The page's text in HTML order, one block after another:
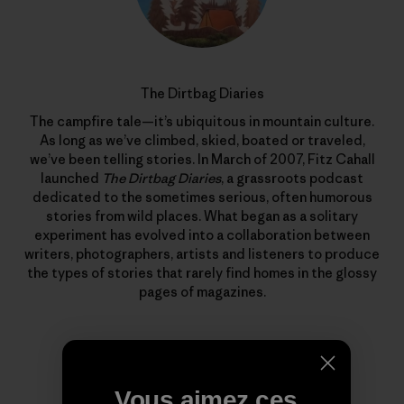
The Dirtbag Diaries
The campfire tale—it’s ubiquitous in mountain culture.
As long as we’ve climbed, skied, boated or traveled,
we’ve been telling stories. In March of 2007, Fitz Cahall
launched The Dirtbag Diaries, a grassroots podcast
dedicated to the sometimes serious, often humorous
stories from wild places. What began as a solitary
experiment has evolved into a collaboration between
writers, photographers, artists and listeners to produce
the types of stories that rarely find homes in the glossy
pages of magazines.